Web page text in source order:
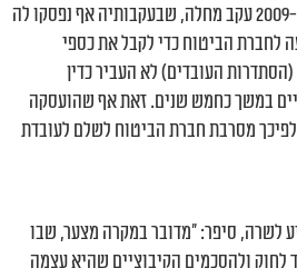
שרה סיימה את עבודתה עוד ב-2009 עקב מחלה, שבעקבותיה אף נפסקו לה
לחברת הביטוח כדי לקבל את כספי
העובדים) לא העביר כדין
במשך כחמש שנים. זאת אף שהועסקה
מסרבת חברת הביטוח לשלם לעובדת
לשרה, סיפר: "מדובר במקרה מצער, שבו
לחוק ולהסכמים הקיבוציים שהיא עצמה